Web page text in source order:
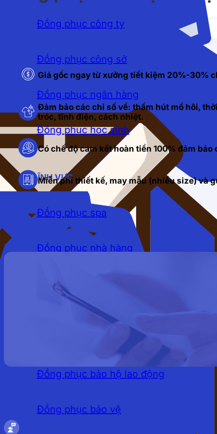
Đồng phục công ty
Đồng phục công sở
Đồng phục ngân hàng
Đồng phục học sinh
LĨNH VỰC
Đồng phục spa
Đồng phục nhà hàng
Đồng phục khách sạn
Đồng phục quán cafe
Đồng phục bảo hộ lao động
Đồng phục bảo vệ
Giá gốc ngay từ xưởng tiết kiệm 20%-30%
Đảm bảo các chỉ số về: thấm hút mồ hôi,
tróc, tĩnh điện, cách nhiệt.
Có chế độ cam kết hoàn tiền 100% đảm
Miễn phí thiết kế, may mẫu (nhiều size) và